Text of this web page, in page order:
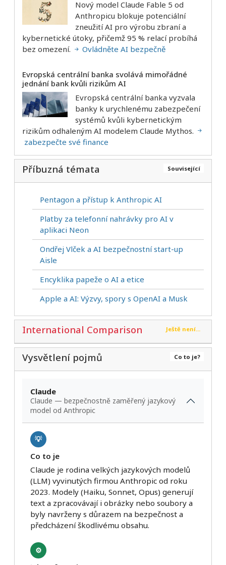
Nový model Claude Fable 5 od
Anthropicu blokuje potenciální
zneužití AI pro výrobu zbraní a
kybernetické útoky, přičemž 95 % relací probíhá
bez omezení.
Ovládněte AI bezpečně
Evropská centrální banka svolává mimořádné
jednání bank kvůli rizikům AI
Evropská centrální banka vyzvala
banky k urychlenému zabezpečení
systémů kvůli kybernetickým
rizikům odhaleným AI modelem Claude Mythos.
zabezpečte své finance
Související
Příbuzná témata
Pentagon a přístup k Anthropic AI
Platby za telefonní nahrávky pro AI v
aplikaci Neon
Ondřej Vlček a AI bezpečnostní start-up
Aisle
Encyklika papeže o AI a etice
Apple a AI: Výzvy, spory s OpenAI a Musk
Ještě není...
International Comparison
Co to je?
Vysvětlení pojmů
Claude
Claude — bezpečnostně zaměřený jazykový
model od Anthropic
💡
Co to je
Claude je rodina velkých jazykových modelů
(LLM) vyvinutých firmou Anthropic od roku
2023. Modely (Haiku, Sonnet, Opus) generují
text a zpracovávají i obrázky nebo soubory a
byly navrženy s důrazem na bezpečnost a
předcházení škodlivému obsahu.
⚙️